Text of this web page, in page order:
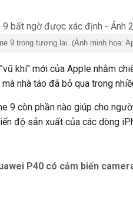
9 trong tương lai. (Ảnh minh họa:
khí" mới của Apple nhằm
nhà táo đã bỏ qua trong
9 còn phần nào giúp cho
độ sản xuất của các dòng
P40 có cảm biến